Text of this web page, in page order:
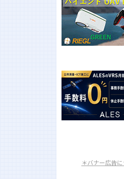
なお、2025年3月31 日までは、
お受けできますが、ご登録されて
応をよろしくお願いいたします。
ご理解・協力のほどよろしくお願
令和６年能登半島地震災害に係る
公益社団法人日本測量協会では、
復興事業に対し、測量関連７団体
令和6年1月から10月末までの対
次元点群測量の点群データの成果
こちらをご覧ください。
アナログ無線を利用した
こちらをご覧ください。
＊バナー広告